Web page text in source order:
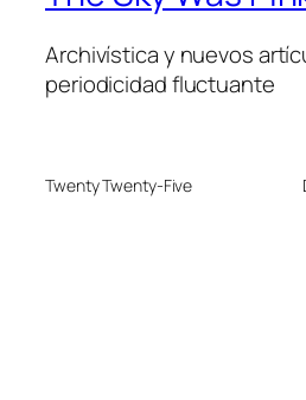
Archivística y nuevos
periodicidad fluctuante
Twenty Twenty-Five